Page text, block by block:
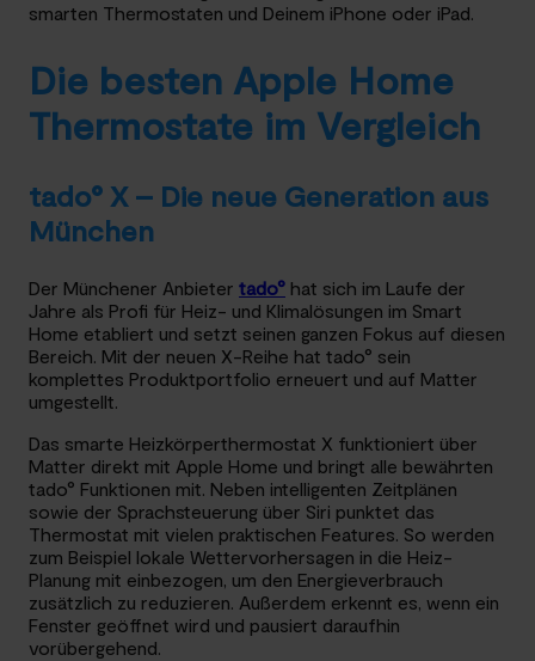
smarten Thermostaten und Deinem iPhone oder iPad.
Die besten Apple Home
Thermostate im Vergleich
tado° X – Die neue Generation aus
München
Der Münchener Anbieter tado° hat sich im Laufe der
Jahre als Profi für Heiz- und Klimalösungen im Smart
Home etabliert und setzt seinen ganzen Fokus auf diesen
Bereich. Mit der neuen X-Reihe hat tado° sein
komplettes Produktportfolio erneuert und auf Matter
umgestellt.
Das smarte Heizkörperthermostat X funktioniert über
Matter direkt mit Apple Home und bringt alle bewährten
tado° Funktionen mit. Neben intelligenten Zeitplänen
sowie der Sprachsteuerung über Siri punktet das
Thermostat mit vielen praktischen Features. So werden
zum Beispiel lokale Wettervorhersagen in die Heiz-
Planung mit einbezogen, um den Energieverbrauch
zusätzlich zu reduzieren. Außerdem erkennt es, wenn ein
Fenster geöffnet wird und pausiert daraufhin
vorübergehend.